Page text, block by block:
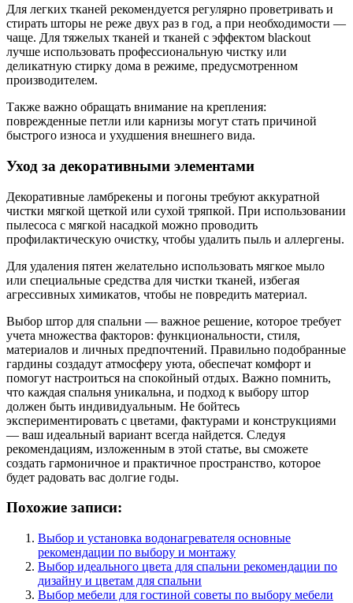
Для легких тканей рекомендуется регулярно проветривать и
стирать шторы не реже двух раз в год, а при необходимости —
чаще. Для тяжелых тканей и тканей с эффектом blackout
лучше использовать профессиональную чистку или
деликатную стирку дома в режиме, предусмотренном
производителем.
Также важно обращать внимание на крепления:
поврежденные петли или карнизы могут стать причиной
быстрого износа и ухудшения внешнего вида.
Уход за декоративными элементами
Декоративные ламбрекены и погоны требуют аккуратной
чистки мягкой щеткой или сухой тряпкой. При использовании
пылесоса с мягкой насадкой можно проводить
профилактическую очистку, чтобы удалить пыль и аллергены.
Для удаления пятен желательно использовать мягкое мыло
или специальные средства для чистки тканей, избегая
агрессивных химикатов, чтобы не повредить материал.
Выбор штор для спальни — важное решение, которое требует
учета множества факторов: функциональности, стиля,
материалов и личных предпочтений. Правильно подобранные
гардины создадут атмосферу уюта, обеспечат комфорт и
помогут настроиться на спокойный отдых. Важно помнить,
что каждая спальня уникальна, и подход к выбору штор
должен быть индивидуальным. Не бойтесь
экспериментировать с цветами, фактурами и конструкциями
— ваш идеальный вариант всегда найдется. Следуя
рекомендациям, изложенным в этой статье, вы сможете
создать гармоничное и практичное пространство, которое
будет радовать вас долгие годы.
Похожие записи:
Выбор и установка водонагревателя основные
рекомендации по выбору и монтажу
Выбор идеального цвета для спальни рекомендации по
дизайну и цветам для спальни
Выбор мебели для гостиной советы по выбору мебели